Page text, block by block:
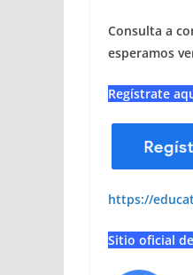
Consulta a
esperamos
Regístrate
https://
Sitio oficial